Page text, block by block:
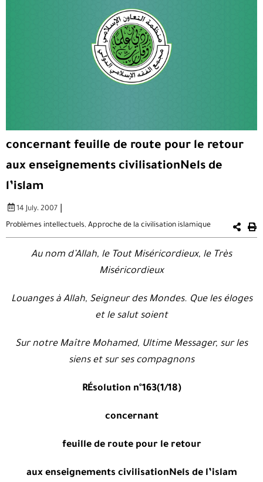
concernant feuille de route pour le retour
aux enseignements civilisationNels de
l’islam
14 July، 2007|
Problèmes intellectuels, Approche de la civilisation islamique
Au nom d’Allah, le Tout Miséricordieux, le Très
Miséricordieux
Louanges à Allah, Seigneur des Mondes. Que les éloges
et le salut soient
Sur notre Maître Mohamed, Ultime Messager, sur les
siens et sur ses compagnons
RÉsolution n°163(1/18)
concernant
feuille de route pour le retour
aux enseignements civilisationNels de l’islam